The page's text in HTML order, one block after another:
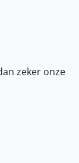
zeker onze